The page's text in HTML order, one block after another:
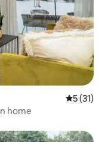
5 out of 5
5 (31)
home